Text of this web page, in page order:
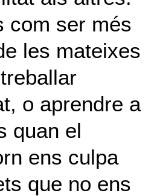
com ser més
les mateixes
o aprendre a
quan el
ens culpa
que no ens